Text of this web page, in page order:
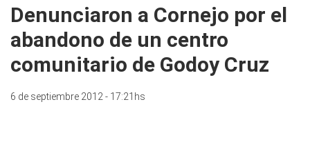
Denunciaron a Cornejo por el
abandono de un centro
comunitario de Godoy Cruz
6 de septiembre 2012 - 17:21hs